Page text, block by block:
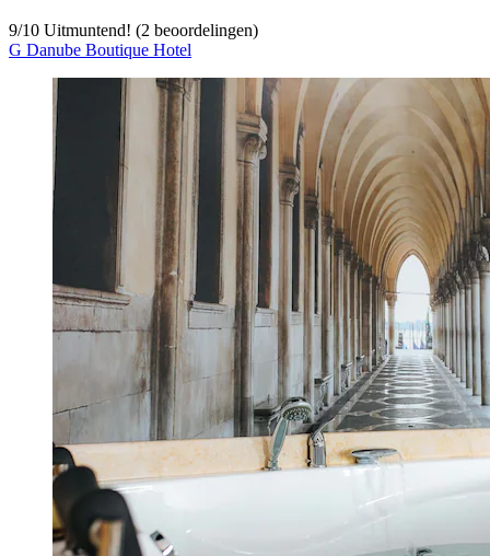
9/10 Uitmuntend! (2 beoordelingen)
G Danube Boutique Hotel